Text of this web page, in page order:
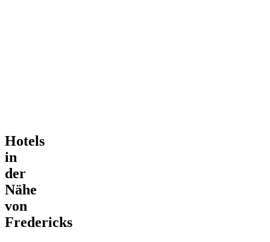
Hotels
in
der
Nähe
von
Fredericks